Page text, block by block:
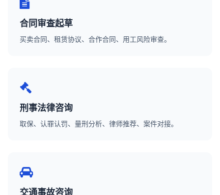
合同审查起草
买卖合同、租赁协议、合作合同、用工风险审查。
刑事法律咨询
取保、认罪认罚、量刑分析、律师推荐、案件对接。
交通事故咨询